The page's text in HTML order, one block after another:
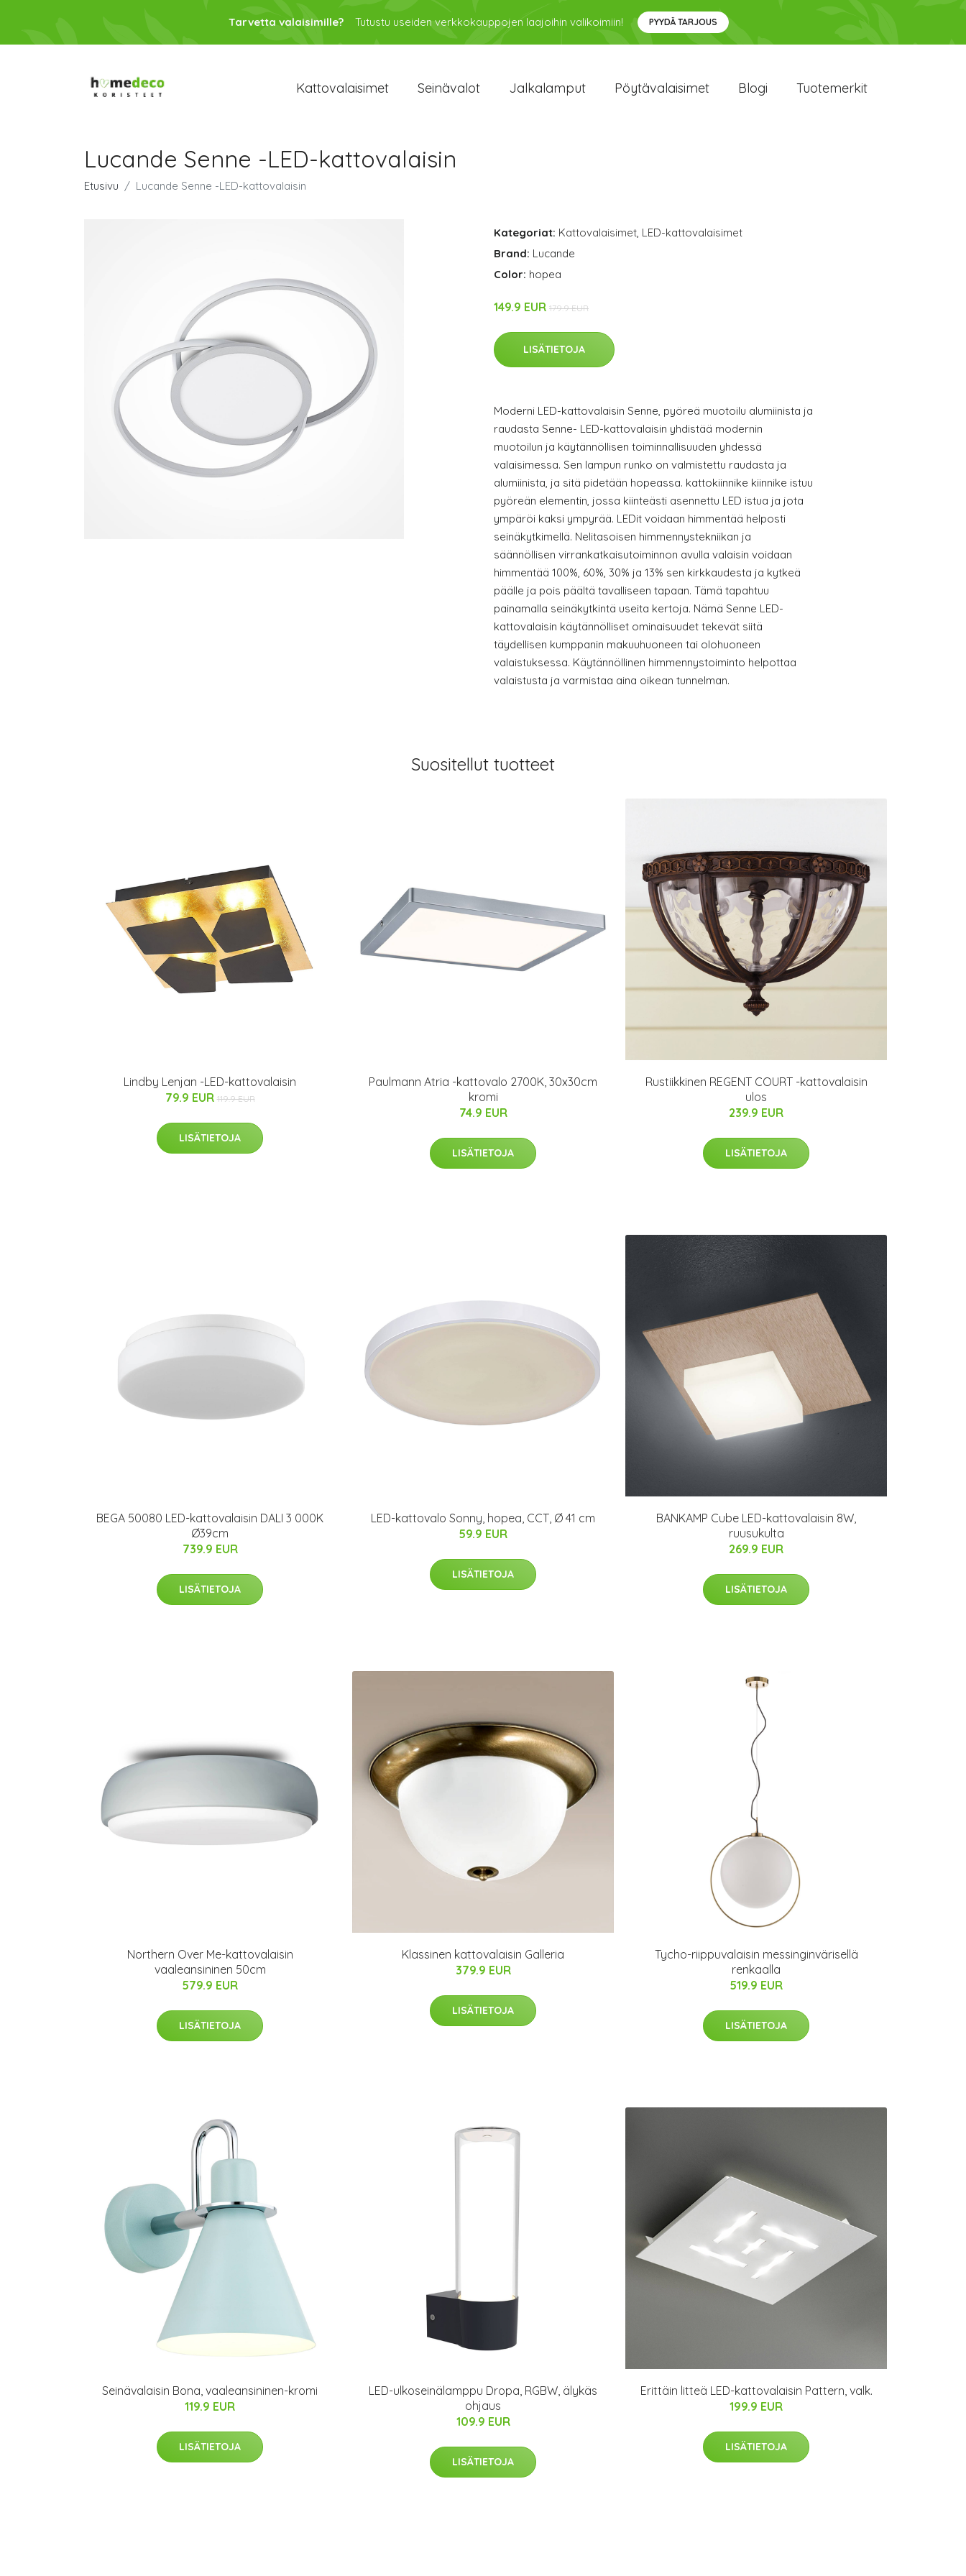
Tarvetta valaisimille? Tutustu useiden verkkokauppojen laajoihin valikoimiin! PYYDÄ TARJOUS
Kattovalaisimet Seinävalot Jalkalamput Pöytävalaisimet Blogi Tuotemerkit
Lucande Senne -LED-kattovalaisin
Etusivu Lucande Senne -LED-kattovalaisin
Kategoriat: Kattovalaisimet, LED-kattovalaisimet
Brand: Lucande
Color: hopea
149.9 EUR 179.9 EUR
LISÄTIETOJA
Moderni LED-kattovalaisin Senne, pyöreä muotoilu alumiinista ja
raudasta Senne- LED-kattovalaisin yhdistää modernin
muotoilun ja käytännöllisen toiminnallisuuden yhdessä
valaisimessa. Sen lampun runko on valmistettu raudasta ja
alumiinista, ja sitä pidetään hopeassa. kattokiinnike kiinnike istuu
pyöreän elementin, jossa kiinteästi asennettu LED istua ja jota
ympäröi kaksi ympyrää. LEDit voidaan himmentää helposti
seinäkytkimellä. Nelitasoisen himmennystekniikan ja
säännöllisen virrankatkaisutoiminnon avulla valaisin voidaan
himmentää 100%, 60%, 30% ja 13% sen kirkkaudesta ja kytkeä
päälle ja pois päältä tavalliseen tapaan. Tämä tapahtuu
painamalla seinäkytkintä useita kertoja. Nämä Senne LED-
kattovalaisin käytännölliset ominaisuudet tekevät siitä
täydellisen kumppanin makuuhuoneen tai olohuoneen
valaistuksessa. Käytännöllinen himmennystoiminto helpottaa
valaistusta ja varmistaa aina oikean tunnelman.
Suositellut tuotteet
Lindby Lenjan -LED-kattovalaisin
79.9 EUR 119.9 EUR
LISÄTIETOJA
Paulmann Atria -kattovalo 2700K, 30x30cm
kromi
74.9 EUR
LISÄTIETOJA
Rustiikkinen REGENT COURT -kattovalaisin
ulos
239.9 EUR
LISÄTIETOJA
BEGA 50080 LED-kattovalaisin DALI 3 000K
Ø39cm
739.9 EUR
LISÄTIETOJA
LED-kattovalo Sonny, hopea, CCT, Ø 41 cm
59.9 EUR
LISÄTIETOJA
BANKAMP Cube LED-kattovalaisin 8W,
ruusukulta
269.9 EUR
LISÄTIETOJA
Northern Over Me-kattovalaisin
vaaleansininen 50cm
579.9 EUR
LISÄTIETOJA
Klassinen kattovalaisin Galleria
379.9 EUR
LISÄTIETOJA
Tycho-riippuvalaisin messinginvärisellä
renkaalla
519.9 EUR
LISÄTIETOJA
Seinävalaisin Bona, vaaleansininen-kromi
119.9 EUR
LISÄTIETOJA
LED-ulkoseinälamppu Dropa, RGBW, älykäs
ohjaus
109.9 EUR
LISÄTIETOJA
Erittäin litteä LED-kattovalaisin Pattern, valk.
199.9 EUR
LISÄTIETOJA